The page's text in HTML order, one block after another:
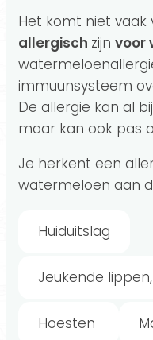
Het komt niet vaak
allergisch zijn voor
immuunsysteem
De allergie kan al
maar kan ook pas
Je herkent een
watermeloen aan
Huiduitslag
Jeukende
Hoesten